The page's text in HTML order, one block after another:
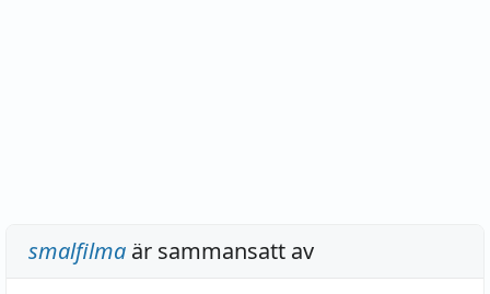
smalfilma är sammansatt av